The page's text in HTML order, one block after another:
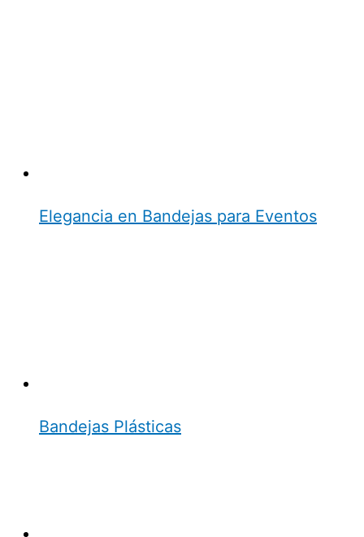
Elegancia en Bandejas para Eventos
Bandejas Plásticas